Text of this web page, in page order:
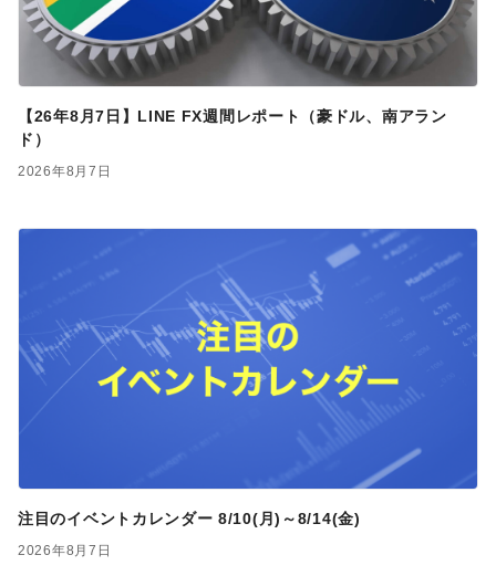
【26年8月7日】LINE FX週間レポート（豪ドル、南アラン
ド）
2026年8月7日
注目のイベントカレンダー 8/10(月)～8/14(金)
2026年8月7日